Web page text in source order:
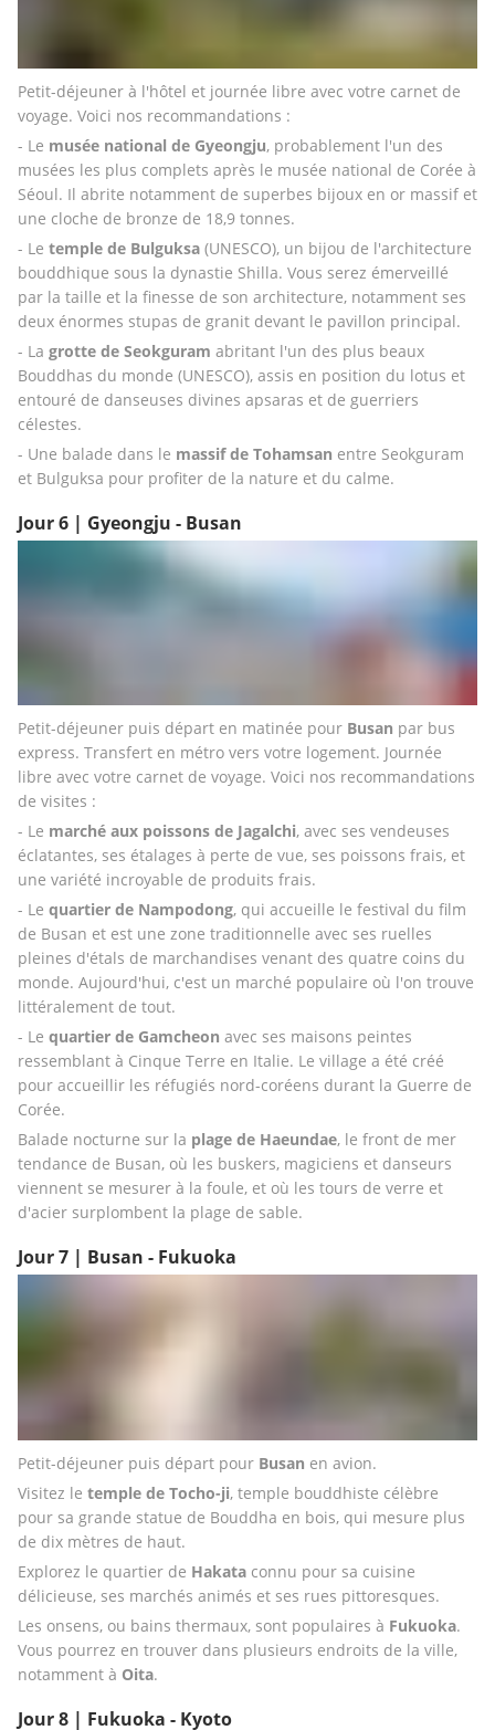
Petit-déjeuner à l'hôtel et journée libre avec votre carnet de
voyage. Voici nos recommandations :
- Le musée national de Gyeongju, probablement l'un des
musées les plus complets après le musée national de Corée à
Séoul. Il abrite notamment de superbes bijoux en or massif et
une cloche de bronze de 18,9 tonnes.
- Le temple de Bulguksa (UNESCO), un bijou de l'architecture
bouddhique sous la dynastie Shilla. Vous serez émerveillé
par la taille et la finesse de son architecture, notamment ses
deux énormes stupas de granit devant le pavillon principal.
- La grotte de Seokguram abritant l'un des plus beaux
Bouddhas du monde (UNESCO), assis en position du lotus et
entouré de danseuses divines apsaras et de guerriers
célestes.
- Une balade dans le massif de Tohamsan entre Seokguram
et Bulguksa pour profiter de la nature et du calme.
Jour 6 | Gyeongju - Busan
Petit-déjeuner puis départ en matinée pour Busan par bus
express. Transfert en métro vers votre logement. Journée
libre avec votre carnet de voyage. Voici nos recommandations
de visites :
- Le marché aux poissons de Jagalchi, avec ses vendeuses
éclatantes, ses étalages à perte de vue, ses poissons frais, et
une variété incroyable de produits frais.
- Le quartier de Nampodong, qui accueille le festival du film
de Busan et est une zone traditionnelle avec ses ruelles
pleines d'étals de marchandises venant des quatre coins du
monde. Aujourd'hui, c'est un marché populaire où l'on trouve
littéralement de tout.
- Le quartier de Gamcheon avec ses maisons peintes
ressemblant à Cinque Terre en Italie. Le village a été créé
pour accueillir les réfugiés nord-coréens durant la Guerre de
Corée.
Balade nocturne sur la plage de Haeundae, le front de mer
tendance de Busan, où les buskers, magiciens et danseurs
viennent se mesurer à la foule, et où les tours de verre et
d'acier surplombent la plage de sable.
Jour 7 | Busan - Fukuoka
Petit-déjeuner puis départ pour Busan en avion.
Visitez le temple de Tocho-ji, temple bouddhiste célèbre
pour sa grande statue de Bouddha en bois, qui mesure plus
de dix mètres de haut.
Explorez le quartier de Hakata connu pour sa cuisine
délicieuse, ses marchés animés et ses rues pittoresques.
Les onsens, ou bains thermaux, sont populaires à Fukuoka.
Vous pourrez en trouver dans plusieurs endroits de la ville,
notamment à Oita.
Jour 8 | Fukuoka - Kyoto